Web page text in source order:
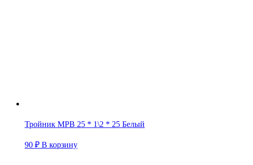
Тройник MPB 25 * 1\2 * 25 Белый
90 ₽ В корзину